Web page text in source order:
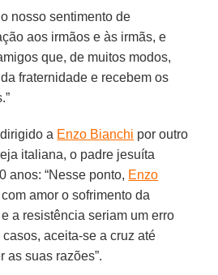
nosso sentimento de
aos irmãos e às irmãs, e
que, de muitos modos,
fraternidade e recebem os
a Enzo Bianchi por outro
italiana, o padre jesuíta
anos: “Nesse ponto, Enzo
amor o sofrimento da
a resistência seriam um erro
aceita-se a cruz até
as suas razões”.